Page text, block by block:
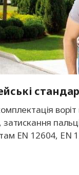
EN 12604, EN